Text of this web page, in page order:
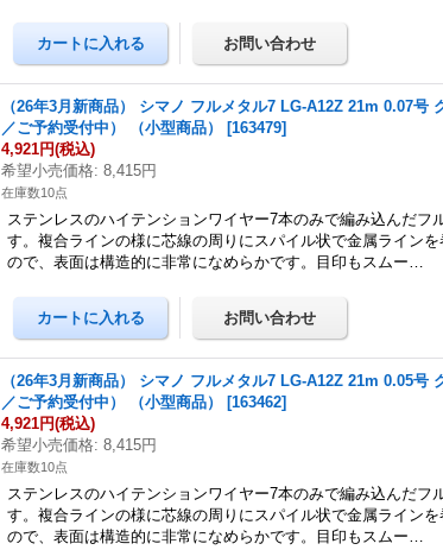
（26年3月新商品） シマノ フルメタル7 LG-A12Z 21m 0.07号
／ご予約受付中） （小型商品）
[163479]
4,921円(税込)
希望小売価格: 8,415円
在庫数10点
ステンレスのハイテンションワイヤー7本のみで編み込んだフ
す。複合ラインの様に芯線の周りにスパイル状で金属ラインを
ので、表面は構造的に非常になめらかです。目印もスムー…
（26年3月新商品） シマノ フルメタル7 LG-A12Z 21m 0.05号
／ご予約受付中） （小型商品）
[163462]
4,921円(税込)
希望小売価格: 8,415円
在庫数10点
ステンレスのハイテンションワイヤー7本のみで編み込んだフ
す。複合ラインの様に芯線の周りにスパイル状で金属ラインを
ので、表面は構造的に非常になめらかです。目印もスムー…